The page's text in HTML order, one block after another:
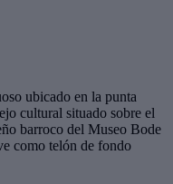
ubicado en la punta
cultural situado sobre el
barroco del Museo Bode
como telón de fondo